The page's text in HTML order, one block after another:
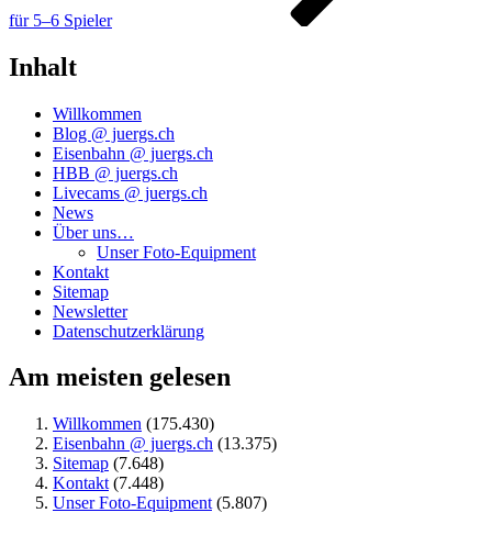
für 5–6 Spieler
Inhalt
Willkommen
Blog @ juergs.ch
Eisenbahn @ juergs.ch
HBB @ juergs.ch
Livecams @ juergs.ch
News
Über uns…
Unser Foto-Equipment
Kontakt
Sitemap
Newsletter
Datenschutzerklärung
Am meisten gelesen
Willkommen (175.430)
Eisenbahn @ juergs.ch (13.375)
Sitemap (7.648)
Kontakt (7.448)
Unser Foto-Equipment (5.807)